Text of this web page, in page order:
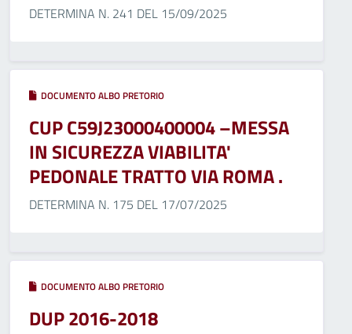
DETERMINA N. 241 DEL 15/09/2025
DOCUMENTO ALBO PRETORIO
CUP C59J23000400004 –MESSA
IN SICUREZZA VIABILITA'
PEDONALE TRATTO VIA ROMA .
DETERMINA N. 175 DEL 17/07/2025
DOCUMENTO ALBO PRETORIO
DUP 2016-2018